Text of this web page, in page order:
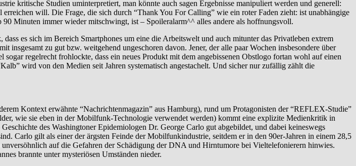
kritische Studien uminterpretiert, man könnte auch sagen Ergebnisse manipuliert werden und generell:
will. Die Frage, die sich durch “Thank You For Calling” wie ein roter Faden zieht: ist unabhängige
Minuten immer wieder mitschwingt, ist – Spoileralarm^^ alles andere als hoffnungsvoll.
es sich im Bereich Smartphones um eine die Arbeitswelt und auch mitunter das Privatleben extrem
zu gut bzw. weitgehend ungeschoren davon. Jener, der alle paar Wochen insbesondere über
regelrecht frohlockte, dass ein neues Produkt mit dem angebissenen Obstlogo fortan wohl auf einen
wird von den Medien seit Jahren systematisch angestachelt. Und sicher nur zufällig zählt die
Kontext erwähnte “Nachrichtenmagazin” aus Hamburg), rund um Protagonisten der “REFLEX-Studie”
wie sie eben in der Mobilfunk-Technologie verwendet werden) kommt eine explizite Medienkritik in
des Washingtoner Epidemiologen Dr. George Carlo gut abgebildet, und dabei keineswegs
Carlo gilt als einer der ärgsten Feinde der Mobilfunkindustrie, seitdem er in den 90er-Jahren in einem 28,5
auf die Gefahren der Schädigung der DNA und Hirntumore bei Vieltelefonierern hinwies.
brannte unter mysteriösen Umständen nieder.